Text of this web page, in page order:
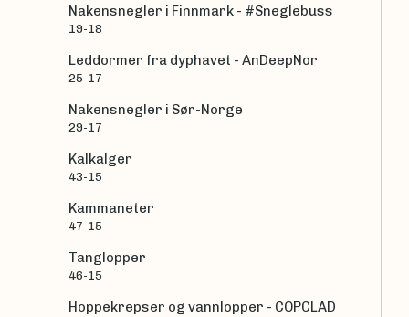
Nakensnegler i Finnmark - #Sneglebuss
19-18
Leddormer fra dyphavet - AnDeepNor
25-17
Nakensnegler i Sør-Norge
29-17
Kalkalger
43-15
Kammaneter
47-15
Tanglopper
46-15
Hoppekrepser og vannlopper - COPCLAD